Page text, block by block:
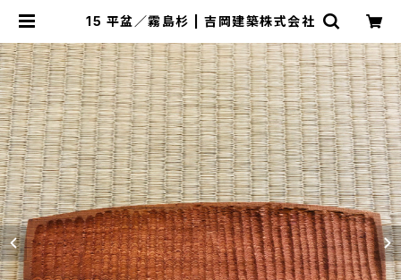
15 平盆／霧島杉 | 吉岡建築株式会社